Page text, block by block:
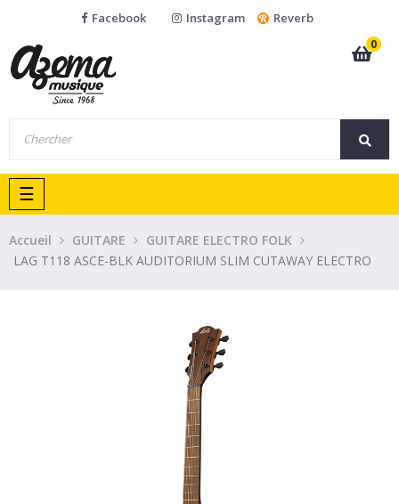
Facebook Instagram
Reverb
0
Basculer
la
navigation
☰
Accueil GUITARE
GUITARE ELECTRO FOLK
LAG T118 ASCE-BLK AUDITORIUM SLIM CUTAWAY ELECTRO